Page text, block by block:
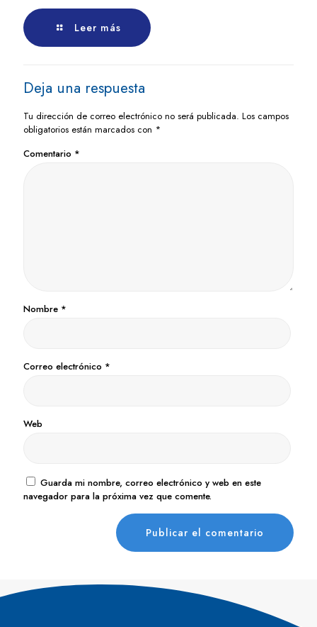
Leer más
Deja una respuesta
Tu dirección de correo electrónico no será publicada. Los campos
obligatorios están marcados con *
Comentario *
Nombre *
Correo electrónico *
Web
Guarda mi nombre, correo electrónico y web en este
navegador para la próxima vez que comente.